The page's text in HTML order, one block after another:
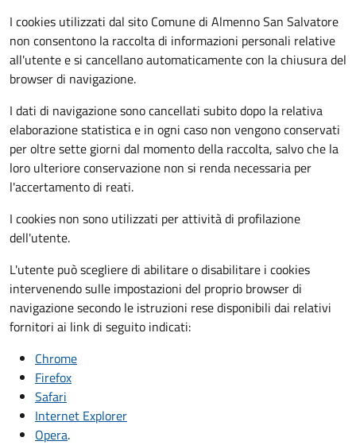
I cookies utilizzati dal sito Comune di Almenno San Salvatore
non consentono la raccolta di informazioni personali relative
all'utente e si cancellano automaticamente con la chiusura del
browser di navigazione.
I dati di navigazione sono cancellati subito dopo la relativa
elaborazione statistica e in ogni caso non vengono conservati
per oltre sette giorni dal momento della raccolta, salvo che la
loro ulteriore conservazione non si renda necessaria per
l'accertamento di reati.
I cookies non sono utilizzati per attività di profilazione
dell'utente.
L'utente può scegliere di abilitare o disabilitare i cookies
intervenendo sulle impostazioni del proprio browser di
navigazione secondo le istruzioni rese disponibili dai relativi
fornitori ai link di seguito indicati:
Chrome
Firefox
Safari
Internet Explorer
Opera.